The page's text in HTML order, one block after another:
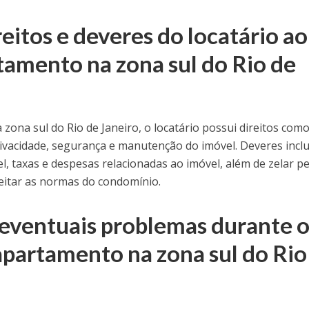
e deveres do locatário ao
na zona sul do Rio de
sul do Rio de Janeiro, o locatário possui direitos
segurança e manutenção do imóvel. Deveres
taxas e despesas relacionadas ao imóvel, além de zelar
as normas do condomínio.
problemas durante o
na zona sul do